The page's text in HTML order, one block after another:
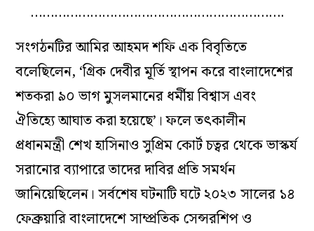
……………………………………………………….
সংগঠনটির আমির আহমদ শফি এক বিবৃতিতে
বলেছিলেন, ‘গ্রিক দেবীর মূর্তি স্থাপন করে বাংলাদেশের
শতকরা ৯০ ভাগ মুসলমানের ধর্মীয় বিশ্বাস এবং
ঐতিহ্যে আঘাত করা হয়েছে’। ফলে তৎকালীন
প্রধানমন্ত্রী শেখ হাসিনাও সুপ্রিম কোর্ট চত্বর থেকে ভাস্কর্য
সরানোর ব্যাপারে তাদের দাবির প্রতি সমর্থন
জানিয়েছিলেন। সর্বশেষ ঘটনাটি ঘটে ২০২৩ সালের ১৪
ফেব্রুয়ারি বাংলাদেশে সাম্প্রতিক সেন্সরশিপ ও